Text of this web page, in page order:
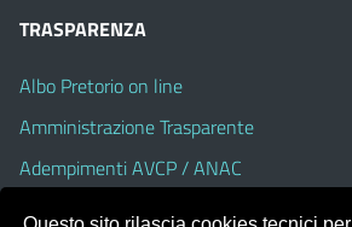
TRASPARENZA
Albo Pretorio on line
Amministrazione Trasparente
Adempimenti AVCP / ANAC